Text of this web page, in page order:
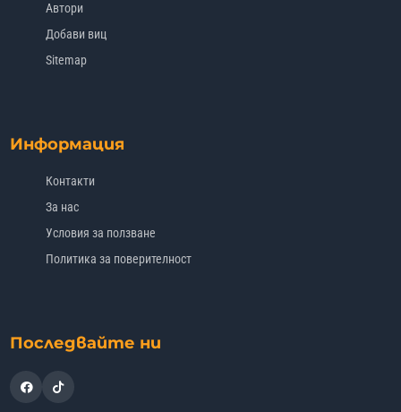
Автори
Добави виц
Sitemap
Информация
Контакти
За нас
Условия за ползване
Политика за поверителност
Последвайте ни